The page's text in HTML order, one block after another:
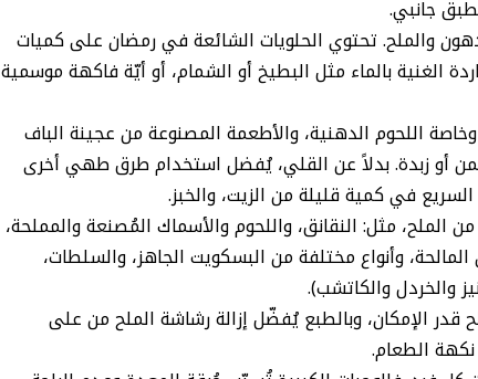
جانبي.
والملح. تحتوي الحلويات الشائعة في رمضان على كميات
الغنية بالماء مثل البطيخ أو الشمام، أو أيّة فاكهة موسمية
اللحوم الدهنية، والأطعمة المصنوعة من عجينة الباف
أو زبدة. بدلاً عن القلي، يُفضل استخدام طرق طهي أخرى
في كمية قليلة من الزيت، والخبز.
مثل: النقانق، واللحوم والأسماك المُصنعة والمملحة،
المالحة، وأنواع مختلفة من البسكويت الجاهز، والسلطات،
والخردل والكاتشب).
الإمكان، وبالطبع يُفضّل إزالة رشاشة الملح من على
الطعام.